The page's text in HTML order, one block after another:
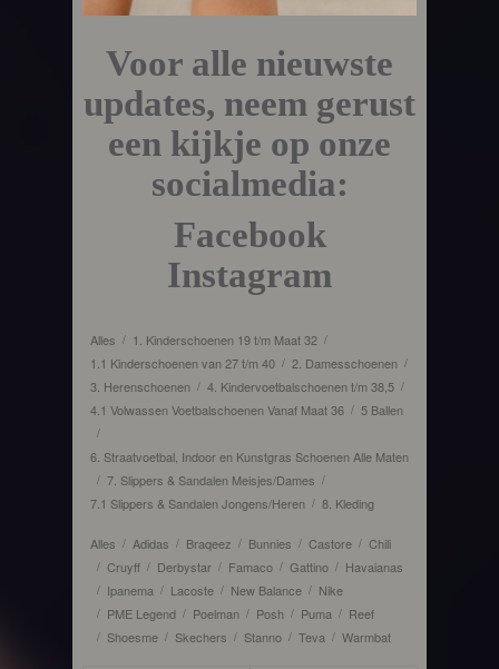
Voor alle nieuwste
updates, neem gerust
een kijkje op onze
socialmedia:
Facebook
Instagram
Alles / 1. Kinderschoenen 19 t/m Maat 32 /
1.1 Kinderschoenen van 27 t/m 40 / 2. Damesschoenen /
3. Herenschoenen / 4. Kindervoetbalschoenen t/m 38,5 /
4.1 Volwassen Voetbalschoenen Vanaf Maat 36 / 5 Ballen
/
6. Straatvoetbal, Indoor en Kunstgras Schoenen Alle Maten
/ 7. Slippers & Sandalen Meisjes/Dames /
7.1 Slippers & Sandalen Jongens/Heren / 8. Kleding
Alles / Adidas / Braqeez / Bunnies / Castore / Chili
/ Cruyff / Derbystar / Famaco / Gattino / Havaianas
/ Ipanema / Lacoste / New Balance / Nike
/ PME Legend / Poelman / Posh / Puma / Reef
/ Shoesme / Skechers / Stanno / Teva / Warmbat